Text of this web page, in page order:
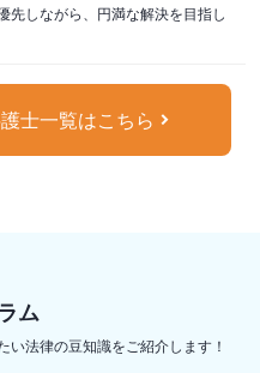
先しながら、円満な解決を目指し
士一覧はこちら
ム
い法律の豆知識をご紹介します！